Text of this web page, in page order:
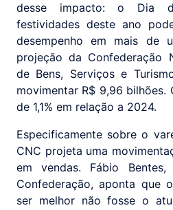
desse impacto: o Dia
festividades deste ano
desempenho em mais de
projeção da Confederação
de Bens, Serviços e
movimentar R$ 9,96 bilhões.
de 1,1% em relação a 2024.
Especificamente sobre o
CNC projeta uma
em vendas. Fábio Bentes,
Confederação, aponta que
ser melhor não fosse o